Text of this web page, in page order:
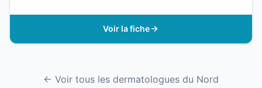
Voir la fiche
← Voir tous les dermatologues du Nord